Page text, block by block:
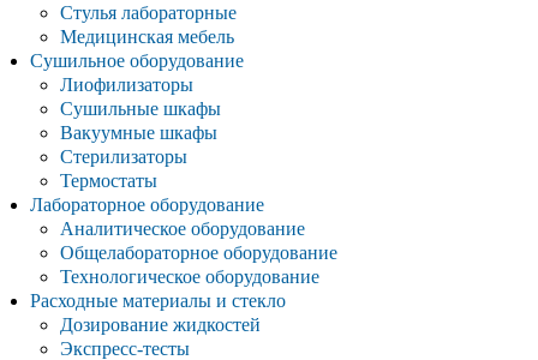
Стулья лабораторные
Медицинская мебель
Сушильное оборудование
Лиофилизаторы
Сушильные шкафы
Вакуумные шкафы
Стерилизаторы
Термостаты
Лабораторное оборудование
Аналитическое оборудование
Общелабораторное оборудование
Технологическое оборудование
Расходные материалы и стекло
Дозирование жидкостей
Экспресс-тесты